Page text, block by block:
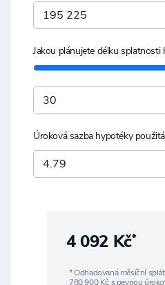
Jakou plánujete délku splatnosti
Úroková sazba hypotéky
4 092 Kč*
* Odhadovaná měsíční
780 900Kč s pevnou